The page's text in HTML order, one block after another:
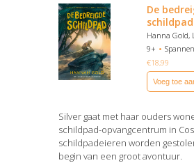
De
schildpad
Hanna Gold,
9+
€18,99
Voeg toe
Silver gaat met haar ouders
schildpad-opvangcentrum in
schildpadeieren worden
begin van een groot avontuur.